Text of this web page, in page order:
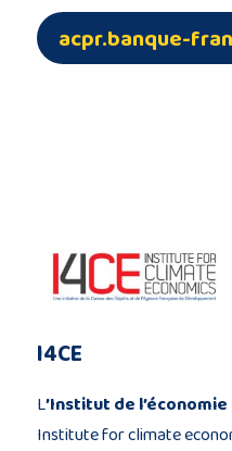
acpr.banque-
I4CE
L’Institut de
Institute for climate